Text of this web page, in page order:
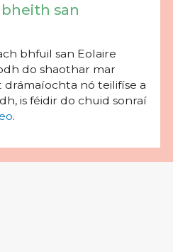
san
bhfuil san Eolaire
do shaothar mar
nó teilifíse a
is féidir do chuid sonraí
.